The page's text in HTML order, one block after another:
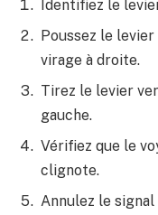
Identifiez le
Poussez le
virage à droite.
Tirez le levier
gauche.
Vérifiez que le
clignote.
Annulez le